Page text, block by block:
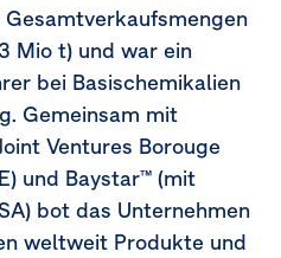
Mio t) und war ein
bei Basischemikalien
Gemeinsam mit
Ventures Borouge
und Baystar™ (mit
bot das Unternehmen
weltweit Produkte und